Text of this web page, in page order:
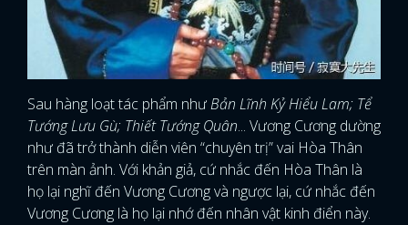
Sau hàng loạt tác phẩm nhưBản Lĩnh Kỷ Hiểu Lam; Tể
Tướng Lưu Gù; Thiết Tướng Quân... Vương Cương dường
như đã trở thành diễn viên “chuyên trị” vai Hòa Thân
trên màn ảnh. Với khản giả, cứ nhắc đến Hòa Thân là
họ lại nghĩ đến Vương Cương và ngược lại, cứ nhắc đến
Vương Cương là họ lại nhớ đến nhân vật kinh điển này.